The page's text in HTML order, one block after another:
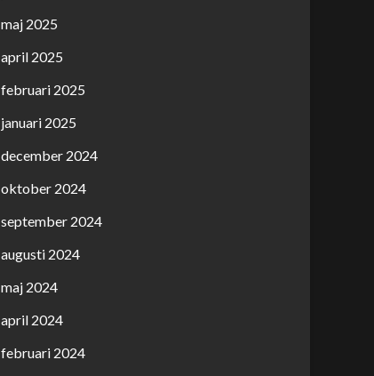
maj 2025
april 2025
februari 2025
januari 2025
december 2024
oktober 2024
september 2024
augusti 2024
maj 2024
april 2024
februari 2024